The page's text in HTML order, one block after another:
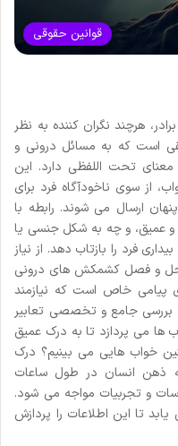
قوانین حقوقی
هرچند نگران کننده به نظر
است که به مسائل درونی و
معنای تحت اللفظی دارد. این
از سوی ناخودآگاه فرد برای
ارسال می شوند. رابطه با
و عمیق، و چه به شکل جنسی یا
فرد را بازتاب دهد. از نیاز
حل و فصل کشمکش های درونی
پیامی خاص است که نیازمند
بررسی جامع و تخصصی تعابیر
ها می پردازد تا به درک عمیق
خواب هایی می بینیم؟ درک
ذهن انسان در طول ساعات
و تجربیات مواجه می شود.
تا این اطلاعات را پردازش